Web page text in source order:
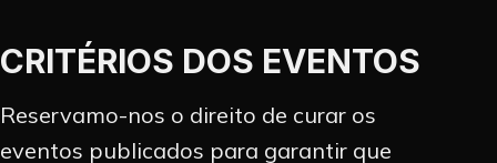
CRITÉRIOS DOS EVENTOS
Reservamo-nos o direito de curar os
eventos publicados para garantir que